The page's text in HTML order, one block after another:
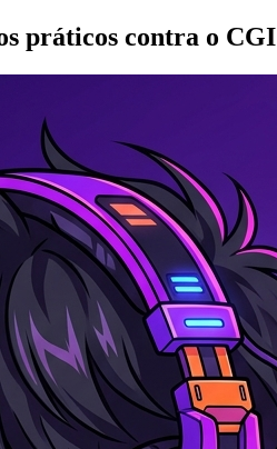
práticos contra o CGI